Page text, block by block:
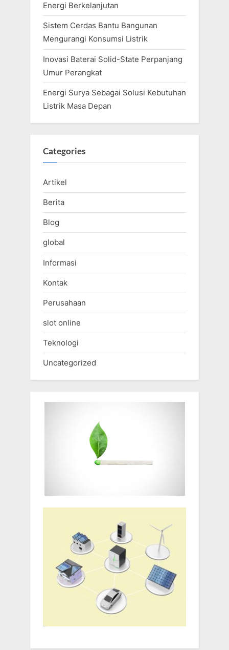
Energi Berkelanjutan
Sistem Cerdas Bantu Bangunan
Mengurangi Konsumsi Listrik
Inovasi Baterai Solid-State Perpanjang
Umur Perangkat
Energi Surya Sebagai Solusi Kebutuhan
Listrik Masa Depan
Categories
Artikel
Berita
Blog
global
Informasi
Kontak
Perusahaan
slot online
Teknologi
Uncategorized